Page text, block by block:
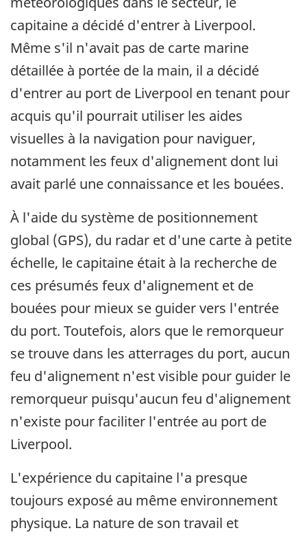
capitaine a décidé d'entrer à Liverpool.
Même s'il n'avait pas de carte marine
détaillée à portée de la main, il a décidé
d'entrer au port de Liverpool en tenant pour
acquis qu'il pourrait utiliser les aides
visuelles à la navigation pour naviguer,
notamment les feux d'alignement dont lui
avait parlé une connaissance et les bouées.
À l'aide du système de positionnement
global (GPS), du radar et d'une carte à petite
échelle, le capitaine était à la recherche de
ces présumés feux d'alignement et de
bouées pour mieux se guider vers l'entrée
du port. Toutefois, alors que le remorqueur
se trouve dans les atterrages du port, aucun
feu d'alignement n'est visible pour guider le
remorqueur puisqu'aucun feu d'alignement
n'existe pour faciliter l'entrée au port de
Liverpool.
L'expérience du capitaine l'a presque
toujours exposé au même environnement
physique. La nature de son travail et